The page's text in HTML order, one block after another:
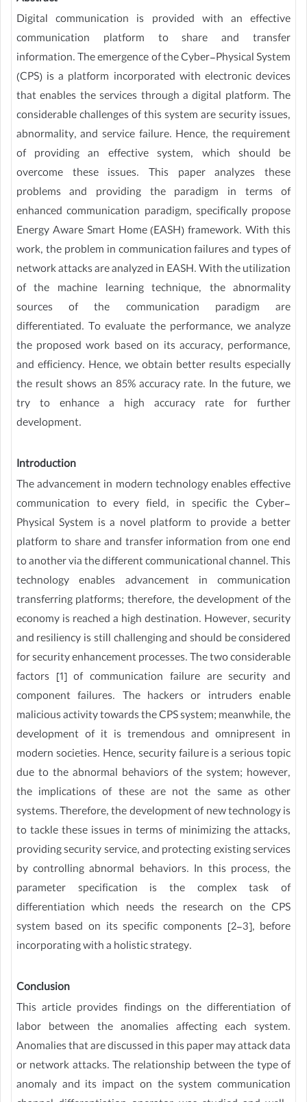
Digital communication is provided with an effective
communication platform to share and transfer
information. The emergence of the Cyber-Physical System
(CPS) is a platform incorporated with electronic devices
that enables the services through a digital platform. The
considerable challenges of this system are security issues,
abnormality, and service failure. Hence, the requirement
of providing an effective system, which should be
overcome these issues. This paper analyzes these
problems and providing the paradigm in terms of
enhanced communication paradigm, specifically propose
Energy Aware Smart Home (EASH) framework. With this
work, the problem in communication failures and types of
network attacks are analyzed in EASH. With the utilization
of the machine learning technique, the abnormality
sources of the communication paradigm are
differentiated. To evaluate the performance, we analyze
the proposed work based on its accuracy, performance,
and efficiency. Hence, we obtain better results especially
the result shows an 85% accuracy rate. In the future, we
try to enhance a high accuracy rate for further
development.
Introduction
The advancement in modern technology enables effective
communication to every field, in specific the Cyber-
Physical System is a novel platform to provide a better
platform to share and transfer information from one end
to another via the different communicational channel. This
technology enables advancement in communication
transferring platforms; therefore, the development of the
economy is reached a high destination. However, security
and resiliency is still challenging and should be considered
for security enhancement processes. The two considerable
factors [1] of communication failure are security and
component failures. The hackers or intruders enable
malicious activity towards the CPS system; meanwhile, the
development of it is tremendous and omnipresent in
modern societies. Hence, security failure is a serious topic
due to the abnormal behaviors of the system; however,
the implications of these are not the same as other
systems. Therefore, the development of new technology is
to tackle these issues in terms of minimizing the attacks,
providing security service, and protecting existing services
by controlling abnormal behaviors. In this process, the
parameter specification is the complex task of
differentiation which needs the research on the CPS
system based on its specific components [2-3], before
incorporating with a holistic strategy.
Conclusion
This article provides findings on the differentiation of
labor between the anomalies affecting each system.
Anomalies that are discussed in this paper may attack data
or network attacks. The relationship between the type of
anomaly and its impact on the system communication